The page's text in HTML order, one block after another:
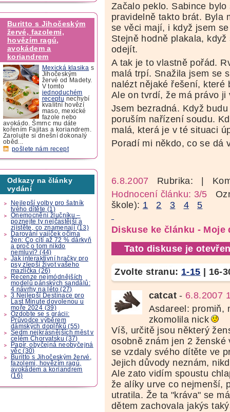
Buritto s Jihočeským
žervé, fazolemi,
hovězím ragú,
avokádem a
koriandrem
Mexická klasika s
Jihočeským
žervé od Madety.
V tomto
jednoduchém
receptu nechybí
kvalitní hovězí
maso, mexické
fazole nebo
avokádo. Šmrnc mu dáte
kořením Fajitas a koriandrem.
Zarolujte si dnešní dokonalý
oběd...
pošlete nám recept
Odkazy na články
vydání
Nejlepší volby pro šatník
tvého dítěte (1)
Onemocnění žlučníku –
poznejte ty nejčastější a
zjistěte, co znamenají (13)
Darování vajíček očima
žen: Co cítí až 72 % dárkyň
a proč o tom nikdo
nemluví? (44)
Jak interaktivní hračky pro
psy zlepší život vašeho
mazlíčka (26)
Recenze nejmódnějších
modelů pánských sandálů:
4 návrhy na léto (27)
3 Nejlepší Destinace pro
Last Minute dovolenou u
moře 2024 (39)
Ozdobte se s grácii:
Průvodce výběrem
dámských doplňků (55)
Sedm nejkrásnějších měst v
celém Chorvatsku (37)
Papír, obyčejná neobyčejná
věc (30)
Buritto s Jihočeským žervé,
fazolemi, hovězím ragú,
avokádem a koriandrem
(16)
Začalo peklo. Sabince
pravidelně takto brát. Byla
se věci mají, i když jsem
Stejně hodně plakala,
odejít.
A tak je to vlastně pořád.
malá trpí. Snažila jsem se
nalézt nějaké řešení, které
Ale on tvrdí, že má právo
Jsem bezradná. Když
poruším nařízení soudu.
malá, která je v té situaci
Poradí mi někdo, co se dá
6.8.2007 Rubrika:
|
Hodnocení článku: 3/5
škole): 1 2 3 4 5
Diskuse ke článku -
Tato diskuse je
Zvolte stranu: 1-15 | 16-
catcat- 6.8.2007
Asdareel: promiň,
zkomolila nick
Víš, určitě jsou některý
osobně znám jen 2
se vzdaly svého dítěte ve
Jejich důvody neznám,
Ale zato vidím spoustu
že alíky urve co nejmenší,
utratila. Že ta "kráva" se
dětem zachovala jakýs